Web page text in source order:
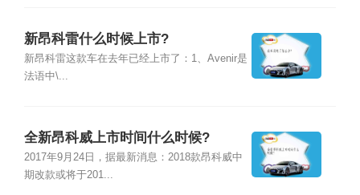
新昂科雷什么时候上市?
新昂科雷这款车在去年已经上市了：1、Avenir是
法语中\...
全新昂科威上市时间什么时候?
2017年9月24日，据最新消息：2018款昂科威中
期改款或将于201...